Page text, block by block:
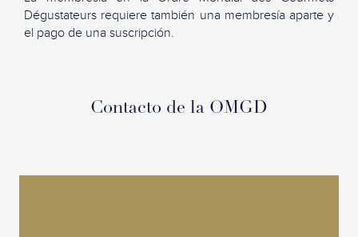
Dégustateurs requiere también una membresía aparte y
el pago de una suscripción.
Contacto de la OMGD